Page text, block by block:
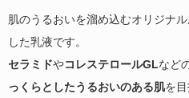
肌のうるおいを溜め込むオリジナ
した乳液です。
セラミドやコレステロールGLなど
っくらとしたうるおいのある肌を目